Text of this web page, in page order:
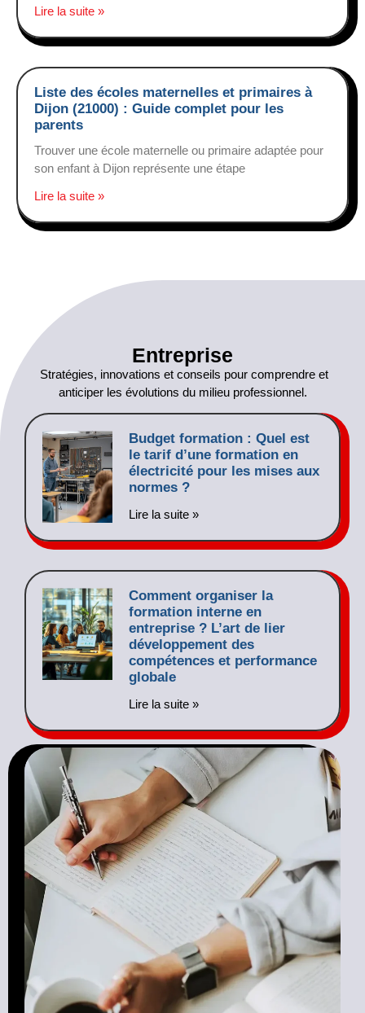
Lire la suite »
Liste des écoles maternelles et primaires à
Dijon (21000) : Guide complet pour les
parents
Trouver une école maternelle ou primaire adaptée pour
son enfant à Dijon représente une étape
Lire la suite »
Entreprise
Stratégies, innovations et conseils pour comprendre et
anticiper les évolutions du milieu professionnel.
Budget formation : Quel est
le tarif d’une formation en
électricité pour les mises aux
normes ?
Lire la suite »
Comment organiser la
formation interne en
entreprise ? L’art de lier
développement des
compétences et performance
globale
Lire la suite »